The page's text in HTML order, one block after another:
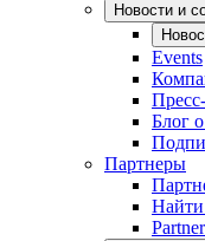
Новости и
Events
Блог
Партнеры
Найти